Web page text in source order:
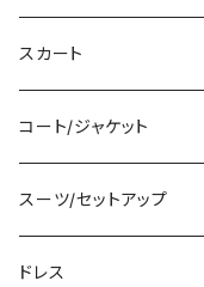
シャツ/ブラウス
ベアトップ/チューブトップ
カーディガン/ボレロ
ニット/セーター
ミディアム/ミモレ
ロング/マキシ
袖付き
ノースリーブ
ショート丈
クロップド丈
ロング丈
デニム
スカート
ミニ/ショート
ミディアム/ミモレ
ロング
コート/ジャケット
コート
ジャケット
スーツ/セットアップ
パンツスーツ
ドレス